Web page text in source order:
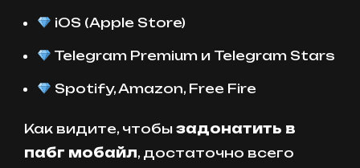
iOS (Apple Store)
Telegram Premium и Telegram Stars
Spotify, Amazon, Free Fire
Как видите, чтобы задонатить в
пабг мобайл, достаточно всего